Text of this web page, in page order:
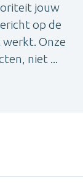
jouw
op de
Onze
niet ...